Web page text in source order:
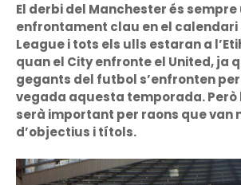
El derbi del Manchester és sempre
enfrontament clau en el calendari
League i tots els ulls estaran a
quan el City enfronte el United, ja
gegants del futbol s’enfronten
vegada aquesta temporada. Però
serà important per raons que van
d’objectius i títols.